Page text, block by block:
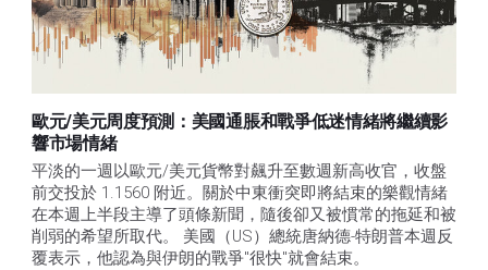
歐元/美元周度預測：美國通脹和戰爭低迷情緒將繼續影
響市場情緒
平淡的一週以歐元/美元貨幣對飆升至數週新高收官，收盤
前交投於 1.1560 附近。關於中東衝突即將結束的樂觀情緒
在本週上半段主導了頭條新聞，隨後卻又被慣常的拖延和被
削弱的希望所取代。 美國（US）總統唐納德-特朗普本週反
覆表示，他認為與伊朗的戰爭"很快"就會結束。